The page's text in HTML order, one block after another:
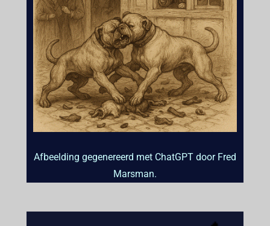
Afbeelding gegenereerd met ChatGPT door Fred
Marsman.